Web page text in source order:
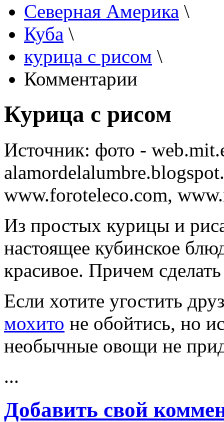
Северная Америка \
Куба \
курица с рисом \
Комментарии
Курица с рисом
Источник: фото -
www.foroteleco.com,
Из простых курицы и
настоящее кубинское
красивое. Причем
Если хотите угостить
мохито не обойтись, но
необычные овощи не
...
Добавить свой